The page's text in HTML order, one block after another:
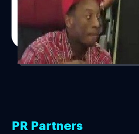
สอบในปัจจุบัน มันกลับกลายเป็นก
มหาวิทยาลัยเท่านั้น การใช้อินเทอร์
สามารถหาข้อมูลและเขียนคำตอบ
เทียบกับการทำงานจริง การนำข้อ
งานที่ดีเท่าการหาข้อมูลจากอินเทอ
"Circle of Life" สดๆบนเครื่อง เห
บริสเบน เมื่อคณะนักแสดงเตรียมนั่
เป็นการร้องประสานเสียงสดที่น่าตื่
กันดู http://www.youtube.com/
ที่มา: nj
DHANES KAEWMANEE| 4511 days ago
Read More
PR Partners